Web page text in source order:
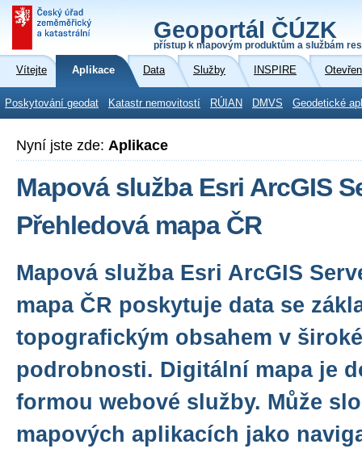
Geoportál ČÚZK
přístup k mapovým produktům a službám
Vítejte Aplikace Data Služby INSPIRE
Poskytování geodat Katastr nemovitostí RÚIAN DMVS Geodetické
Nyní jste zde: Aplikace
Mapová služba Esri ArcGIS
Přehledová mapa ČR
Mapová služba Esri ArcGIS
mapa ČR poskytuje data se
topografickým obsahem v
podrobnosti. Digitální mapa je
formou webové služby. Může
mapových aplikacích jako